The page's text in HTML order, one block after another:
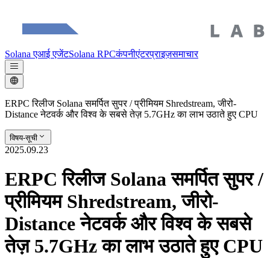
Solana एआई एजेंटSolana RPCकंपनीएंटरप्राइज़समाचार
ERPC रिलीज Solana समर्पित सुपर / प्रीमियम Shredstream, जीरो-
Distance नेटवर्क और विश्व के सबसे तेज़ 5.7GHz का लाभ उठाते हुए CPU
विषय-सूची
2025.09.23
ERPC रिलीज Solana समर्पित सुपर /
प्रीमियम Shredstream, जीरो-
Distance नेटवर्क और विश्व के सबसे
तेज़ 5.7GHz का लाभ उठाते हुए CPU